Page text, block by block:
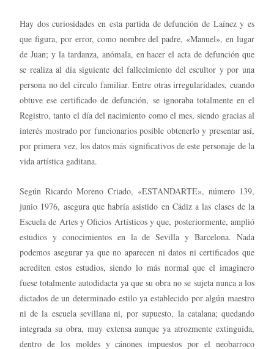
Hay dos curiosidades en esta partida de defunción de Laínez y es
que figura, por error, como nombre del padre, «Manuel», en lugar
de Juan; y la tardanza, anómala, en hacer el acta de defunción que
se realiza al día siguiente del fallecimiento del escultor y por una
persona no del círculo familiar. Entre otras irregularidades, cuando
obtuve ese certificado de defunción, se ignoraba totalmente en el
Registro, tanto el día del nacimiento como el mes, siendo gracias al
interés mostrado por funcionarios posible obtenerlo y presentar así,
por primera vez, los datos más significativos de este personaje de la
vida artística gaditana.
Según Ricardo Moreno Criado, «ESTANDARTE», número 139,
junio 1976, asegura que habría asistido en Cádiz a las clases de la
Escuela de Artes y Oficios Artísticos y que, posteriormente, amplió
estudios y conocimientos en la de Sevilla y Barcelona. Nada
podemos asegurar ya que no aparecen ni datos ni certificados que
acrediten estos estudios, siendo lo más normal que el imaginero
fuese totalmente autodidacta ya que su obra no se sujeta nunca a los
dictados de un determinado estilo ya establecido por algún maestro
ni de la escuela sevillana ni, por supuesto, la catalana; quedando
integrada su obra, muy extensa aunque ya atrozmente extinguida,
dentro de los moldes y cánones impuestos por el neobarroco